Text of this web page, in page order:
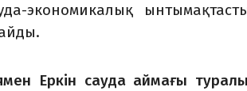
экономикалық
Еркін сауда аймағы туралы